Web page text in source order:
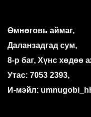
Өмнөговь аймаг,
Даланзадгад сум,
8-р баг, Хүнс хөдөө
Утас: 7053 2393,
И-мэйл: